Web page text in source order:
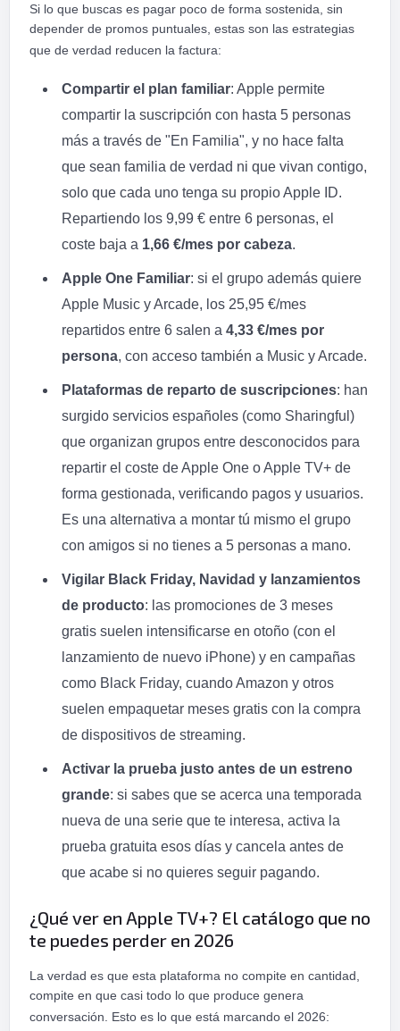
Si lo que buscas es pagar poco de forma sostenida, sin
depender de promos puntuales, estas son las estrategias
que de verdad reducen la factura:
Compartir el plan familiar: Apple permite
compartir la suscripción con hasta 5 personas
más a través de "En Familia", y no hace falta
que sean familia de verdad ni que vivan contigo,
solo que cada uno tenga su propio Apple ID.
Repartiendo los 9,99 € entre 6 personas, el
coste baja a 1,66 €/mes por cabeza.
Apple One Familiar: si el grupo además quiere
Apple Music y Arcade, los 25,95 €/mes
repartidos entre 6 salen a 4,33 €/mes por
persona, con acceso también a Music y Arcade.
Plataformas de reparto de suscripciones: han
surgido servicios españoles (como Sharingful)
que organizan grupos entre desconocidos para
repartir el coste de Apple One o Apple TV+ de
forma gestionada, verificando pagos y usuarios.
Es una alternativa a montar tú mismo el grupo
con amigos si no tienes a 5 personas a mano.
Vigilar Black Friday, Navidad y lanzamientos
de producto: las promociones de 3 meses
gratis suelen intensificarse en otoño (con el
lanzamiento de nuevo iPhone) y en campañas
como Black Friday, cuando Amazon y otros
suelen empaquetar meses gratis con la compra
de dispositivos de streaming.
Activar la prueba justo antes de un estreno
grande: si sabes que se acerca una temporada
nueva de una serie que te interesa, activa la
prueba gratuita esos días y cancela antes de
que acabe si no quieres seguir pagando.
¿Qué ver en Apple TV+? El catálogo que no
te puedes perder en 2026
La verdad es que esta plataforma no compite en cantidad,
compite en que casi todo lo que produce genera
conversación. Esto es lo que está marcando el 2026: